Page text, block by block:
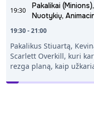
19:30
Pakalikai
Nuotykių,
19:30 - 21:00
Pakalikus Stiuartą,
Scarlett Overkill, kuri
rezga planą, kaip